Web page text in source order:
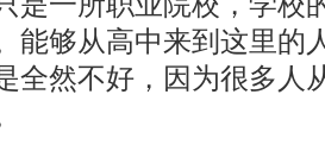
能够从高中来到这里的
全然不好，因为很多人